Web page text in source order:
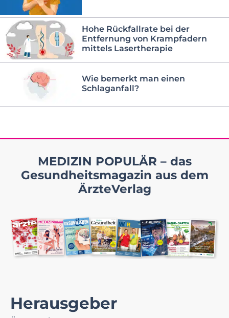
Hohe Rückfallrate bei der
Entfernung von Krampfadern
mittels Lasertherapie
Wie bemerkt man einen
Schlaganfall?
MEDIZIN POPULÄR – das
Gesundheitsmagazin aus dem
ÄrzteVerlag
Herausgeber